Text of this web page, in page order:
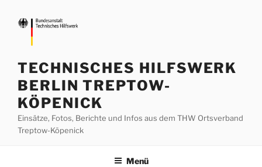
Inhalt
springen
TECHNISCHES HILFSWERK
BERLIN TREPTOW-
KÖPENICK
Einsätze, Fotos, Berichte und Infos aus dem THW Ortsverband
Treptow-Köpenick
Menü